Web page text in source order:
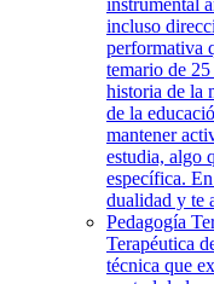
instrumental
incluso
performativa
temario de
historia de la
de la
mantener
estudia, algo
específica.
dualidad y te
Pedagogía
Terapéutica
técnica que